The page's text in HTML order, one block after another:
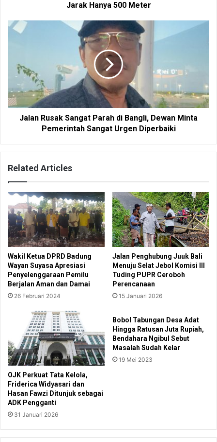
Jarak Hanya 500 Meter
Jalan Rusak Sangat Parah di Bangli, Dewan Minta
Pemerintah Sangat Urgen Diperbaiki
Related Articles
Wakil Ketua DPRD Badung
Wayan Suyasa Apresiasi
Penyelenggaraan Pemilu
Berjalan Aman dan Damai
26 Februari 2024
Jalan Penghubung Juuk Bali
Menuju Selat Jebol Komisi III
Tuding PUPR Ceroboh
Perencanaan
15 Januari 2026
OJK Perkuat Tata Kelola,
Friderica Widyasari dan
Hasan Fawzi Ditunjuk sebagai
ADK Pengganti
31 Januari 2026
Bobol Tabungan Desa Adat
Hingga Ratusan Juta Rupiah,
Bendahara Ngibul Sebut
Masalah Sudah Kelar
19 Mei 2023